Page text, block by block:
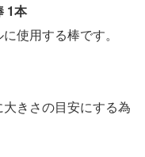
1本
使用する棒です。
きさの目安にする為